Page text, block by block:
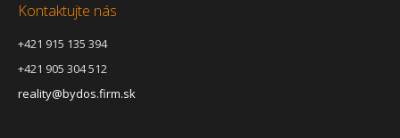
Kontaktujte nás
+421 915 135 394
+421 905 304 512
reality@bydos.firm.sk